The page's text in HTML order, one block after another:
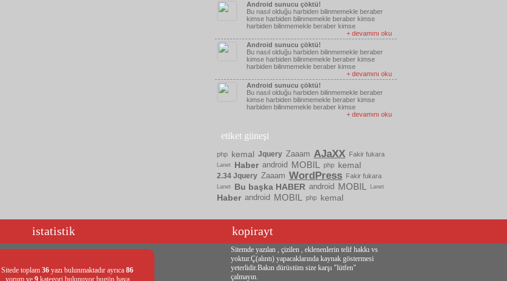
Android sunucu çöktü!
Bu nasıl olduğu harbiden bilinmemekle beraber
kimse harbiden bilinmemekle beraber kimse
harbiden bilinmemekle beraber kimse
+ devamını oku
Android sunucu çöktü!
Bu nasıl olduğu harbiden bilinmemekle beraber
kimse harbiden bilinmemekle beraber kimse
harbiden bilinmemekle beraber kimse
+ devamını oku
Android sunucu çöktü!
Bu nasıl olduğu harbiden bilinmemekle beraber
kimse harbiden bilinmemekle beraber kimse
harbiden bilinmemekle beraber kimse
+ devamını oku
etiket güneşi
php kemal Jquery Zaaam AJaXX Fakir fukara
Lanet Haber android MOBIL php kemal
2.34 Jquery Zaaam WordPress Fakir fukara
Lanet Bu başka HABER android MOBIL Lanet
Haber android MOBIL php kemal
istatistik kopirayt
Sitede toplam 36 yazı bulunmaktadır ayrıca 86
yorum ve 9kategori bulunuyor bugün hava
Sitemde yazılan , çizilen , eklenenlerin telif hakkı vs
yoktur.Ç(alıntı) yapacaklarında kaynak göstermesi
yeterlidir.Bakın dürüstüm size karşı "lütfen"
çalmayın.